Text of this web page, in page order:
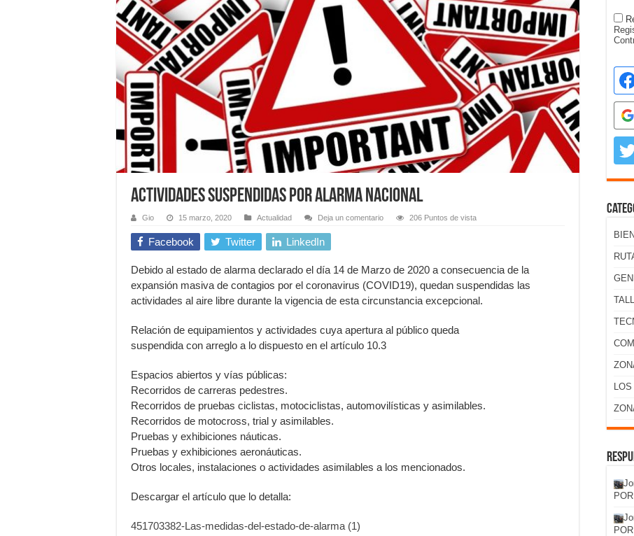
Actividades suspendidas por alarma nacional
Gio 15 marzo, 2020 Actualidad Deja un comentario 206 Puntos de vista
Facebook Twitter LinkedIn
Debido al estado de alarma declarado el día 14 de Marzo de 2020 a consecuencia de la
expansión masiva de contagios por el coronavirus (COVID19), quedan suspendidas las
actividades al aire libre durante la vigencia de esta circunstancia excepcional.
Relación de equipamientos y actividades cuya apertura al público queda
suspendida con arreglo a lo dispuesto en el artículo 10.3
Espacios abiertos y vías públicas:
Recorridos de carreras pedestres.
Recorridos de pruebas ciclistas, motociclistas, automovilísticas y asimilables.
Recorridos de motocross, trial y asimilables.
Pruebas y exhibiciones náuticas.
Pruebas y exhibiciones aeronáuticas.
Otros locales, instalaciones o actividades asimilables a los mencionados.
Descargar el artículo que lo detalla:
451703382-Las-medidas-del-estado-de-alarma (1)